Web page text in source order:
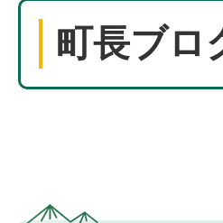
町長ブロ